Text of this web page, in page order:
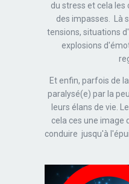
du stress et cela
des impasses. Là
tensions, situations
explosions
Et enfin, parfois de
paralysé(e) par la
leurs élans de vie.
cela ces une image
conduire jusqu'à